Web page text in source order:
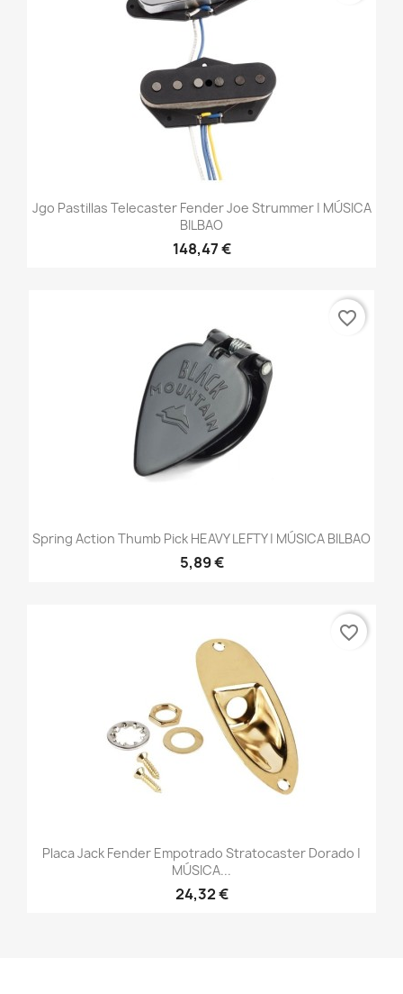
Jgo Pastillas Telecaster Fender Joe Strummer | MÚSICA
BILBAO
148,47 €
Spring Action Thumb Pick HEAVY LEFTY | MÚSICA BILBAO
5,89 €
favorite_border
Placa Jack Fender Empotrado Stratocaster Dorado |
MÚSICA...
24,32 €
favorite_border